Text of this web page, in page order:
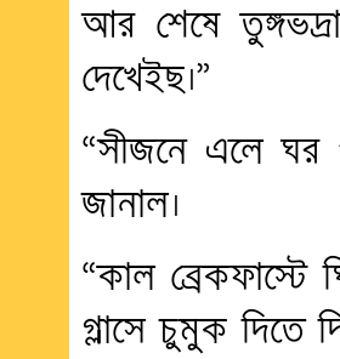
আর শেষে
দেখেইছ।”
“সীজনে এলে ঘর
জানাল।
“কাল ব্রেকফাস্টে
গ্লাসে চুমুক দিতে